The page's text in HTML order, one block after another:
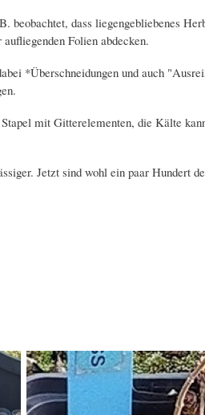
dass liegengebliebenes
Folien abdecken.
*Überschneidungen und auch
mit Gitterelementen, die Kälte
Jetzt sind wohl ein paar Hundert